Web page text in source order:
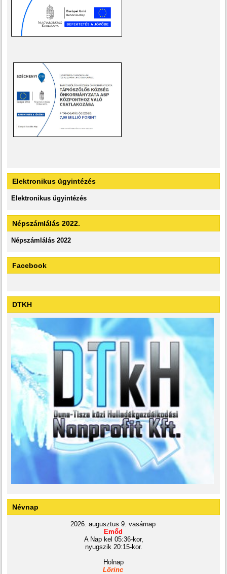
Elektronikus ügyintézés
Elektronikus ügyintézés
Népszámlálás 2022.
Népszámlálás 2022
Facebook
DTKH
Névnap
2026. augusztus 9. vasárnap
Emőd
A Nap kel 05:36-kor,
nyugszik 20:15-kor.
Holnap
Lőrinc